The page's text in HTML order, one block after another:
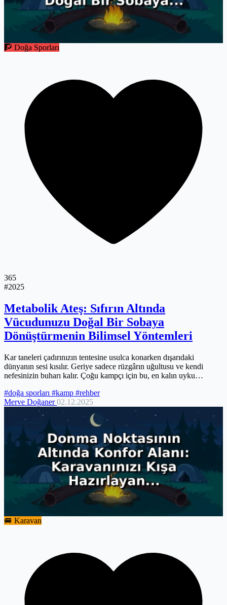
🧗 Doğa Sporları
365
#2025
Metabolik Ateş: Sıfırın Altında
Vücudunuzu Doğal Bir Sobaya
Dönüştürmenin Bilimsel Yöntemleri
Kar taneleri çadırınızın tentesine usulca konarken dışarıdaki
dünyanın sesi kısılır. Geriye sadece rüzgârın uğultusu ve kendi
nefesinizin buharı kalır. Çoğu kampçı için bu, en kalın uyku
#doğa sporları #kamp #rehber
Merve Doğaner02.12.2025
🚐 Karavan